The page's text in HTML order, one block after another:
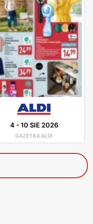
4 -10 SIE 2026
GAZETKA ALDI